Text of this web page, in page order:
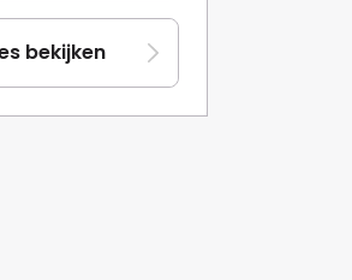
bekijken